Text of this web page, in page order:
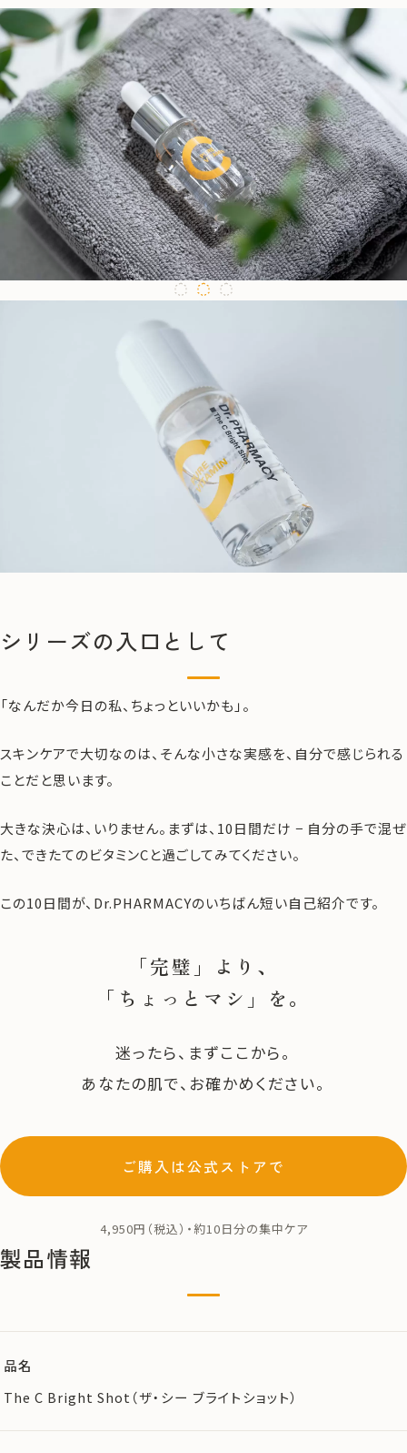
シリーズの入口として
「なんだか今日の私、ちょっといいかも」。
スキンケアで大切なのは、そんな小さな実感を、自分で感じられる
ことだと思います。
大きな決心は、いりません。まずは、10日間だけ − 自分の手で混ぜ
た、できたてのビタミンCと過ごしてみてください。
この10日間が、Dr.PHARMACYのいちばん短い自己紹介です。
「完璧」より、
「ちょっとマシ」を。
迷ったら、まずここから。
あなたの肌で、お確かめください。
ご購入は公式ストアで
4,950円（税込）・約10日分の集中ケア
製品情報
品名
The C Bright Shot（ザ・シー ブライトショット）